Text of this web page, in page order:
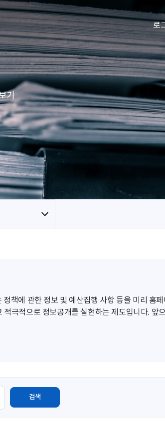
로
기
책에 관한 정보 및 예산집행 사항 등을 미리 홈페
극적으로 정보공개를 실현하는 제도입니다. 앞
검색